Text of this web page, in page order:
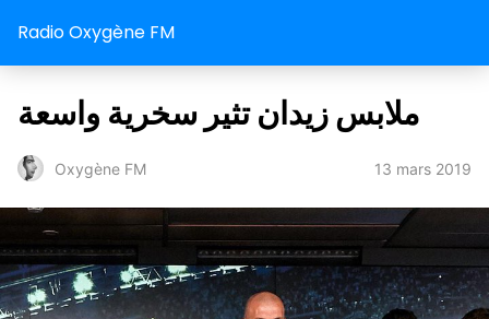
Radio Oxygène FM
ملابس زيدان تثير سخرية واسعة
Oxygène FM 13 mars 2019